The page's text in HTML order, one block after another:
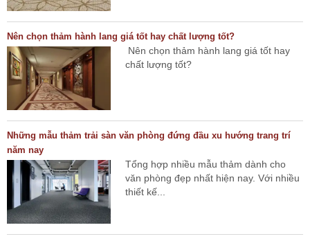
Nên chọn thảm hành lang giá tốt hay chất lượng tốt?
Nên chọn thảm hành lang giá tốt hay
chất lượng tốt?
Những mẫu thảm trải sàn văn phòng đứng đầu xu hướng trang trí
năm nay
Tổng hợp nhiều mẫu thảm dành cho
văn phòng đẹp nhất hiện nay. Với nhiều
thiết kế...